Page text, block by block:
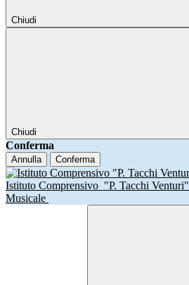
Chiudi
Chiudi
Conferma
Annulla Conferma
Istituto Comprensivo "P. Tacchi Venturi"
Musicale